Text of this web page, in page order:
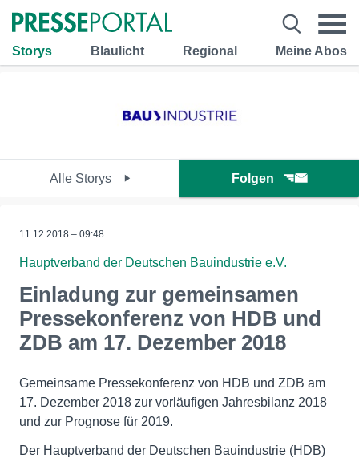
Storys Blaulicht Regional Meine Abos
Alle Storys Folgen
11.12.2018 – 09:48
Hauptverband der Deutschen Bauindustrie e.V.
Einladung zur gemeinsamen
Pressekonferenz von HDB und
ZDB am 17. Dezember 2018
Gemeinsame Pressekonferenz von HDB und ZDB am
17. Dezember 2018 zur vorläufigen Jahresbilanz 2018
und zur Prognose für 2019.
Der Hauptverband der Deutschen Bauindustrie (HDB)